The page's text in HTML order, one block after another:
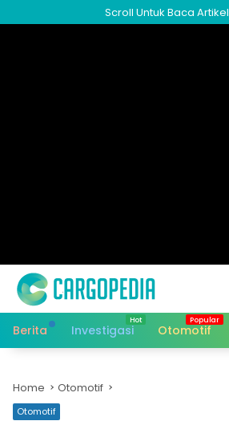
to
Scroll Untuk Baca Artikel
Berita Investigasi Otomotif
Home Otomotif
Otomotif